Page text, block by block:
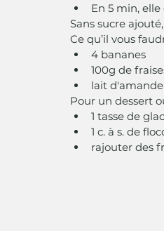
En 5 min,
Sans sucre
Ce qu’il vous
4 bananes
100g de
lait d'amande
Pour un dessert
1 tasse de
1 c. à s. de
rajouter des